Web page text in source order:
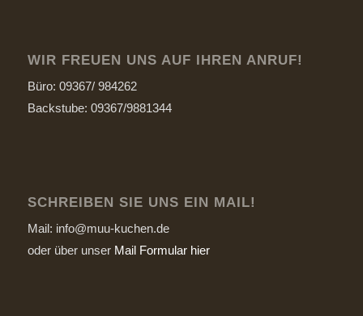
WIR FREUEN UNS AUF IHREN ANRUF!
Büro: 09367/ 984262
Backstube: 09367/9881344
SCHREIBEN SIE UNS EIN MAIL!
Mail: info@muu-kuchen.de
oder über unser Mail Formular hier